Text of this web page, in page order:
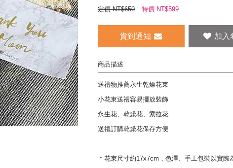
定價 NT$650 特價 NT$599
貨到通知
商品描述
送禮物推薦永生乾燥花束
小花束送禮容易擺放裝飾
永生花、乾燥花、索拉花
送禮訂購乾燥花保存方便
＊花束尺寸約17x7cm，色澤、手工包裝以實際